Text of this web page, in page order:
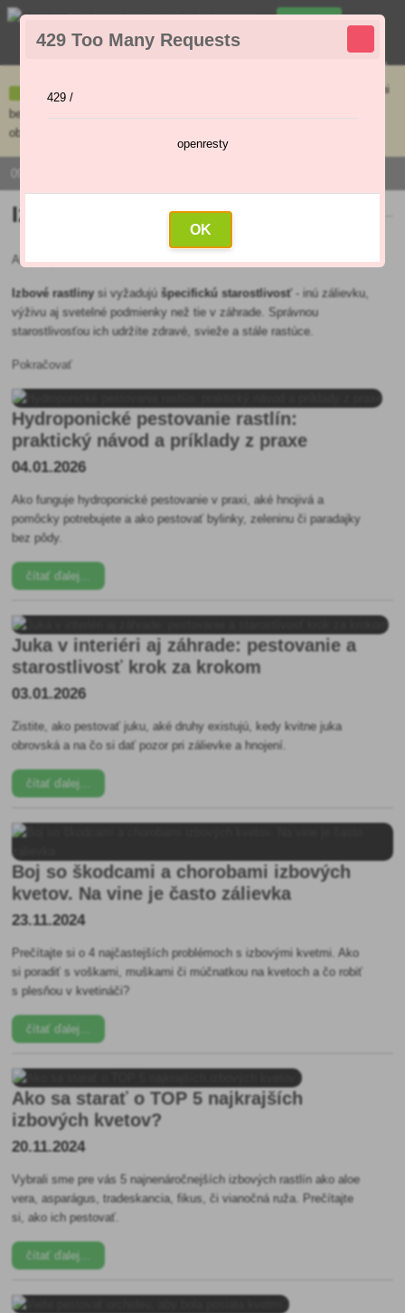
429 Too Many Requests
429 /
openresty
OK
Ceny uvedené na e-shope sa môžu líšiť od cien v kamennej predajni
bez objednávky. Tovar skladom pripravíme do 30 min na základe
objednávky. Predajňa je v sobotu zatvorená.
Menu
Izbové kvety
Aktuality»Okrasná záhrada»Izbové kvety
Izbové rastlinysi vyžadujú špecifickú starostlivosť- inú zálievku,
výživu aj svetelné podmienky než tie v záhrade. Správnou
starostlivosťou ich udržíte zdravé, svieže a stále rastúce.
Pokračovať
Hydroponické pestovanie rastlín:
praktický návod a príklady z praxe
04.01.2026
Ako funguje hydroponické pestovanie v praxi, aké hnojivá a
pomôcky potrebujete a ako pestovať bylinky, zeleninu či paradajky
bez pôdy.
čítať ďalej...
Juka v interiéri aj záhrade: pestovanie a
starostlivosť krok za krokom
03.01.2026
Zistite, ako pestovať juku, aké druhy existujú, kedy kvitne juka
obrovská a na čo si dať pozor pri zálievke a hnojení.
čítať ďalej...
Boj so škodcami a chorobami izbových
kvetov. Na vine je často zálievka
23.11.2024
Prečítajte si o 4 najčastejších problémoch s izbovými kvetmi. Ako
si poradiť s voškami, muškami či múčnatkou na kvetoch a čo robiť
s plesňou v kvetináči?
čítať ďalej...
Ako sa starať o TOP 5 najkrajších
izbových kvetov?
20.11.2024
Vybrali sme pre vás 5 najnenáročnejších izbových rastlín ako aloe
vera, asparágus, tradeskancia, fikus, či vianočná ruža. Prečítajte
si, ako ich pestovať.
čítať ďalej...